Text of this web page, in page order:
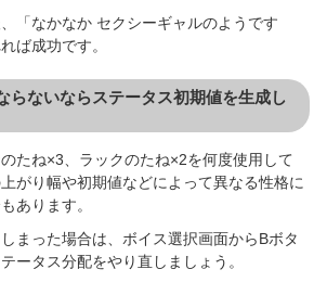
「なかなか セクシーギャルのようです
ば成功です。
らないならステータス初期値を生成し
たね×3、ラックのたね×2を何度使用して
がり幅や初期値などによって異なる性格に
あります。
まった場合は、ボイス選択画面からBボタ
ータス分配をやり直しましょう。